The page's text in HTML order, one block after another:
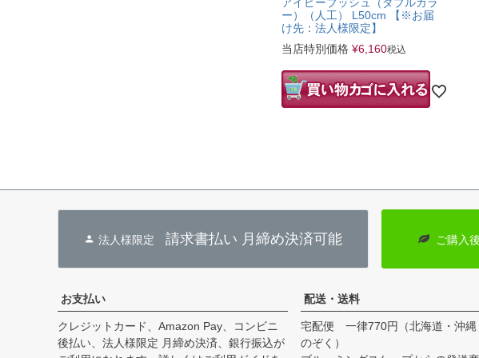
ー）（人工） L50cm 【※お届
け先：法人様限定】
当店特別価格 ¥6,160税込
法人様限定請求書払い 月締め決済可能 ご購入
お支払い
クレジットカード、Amazon Pay、コンビニ
後払い、法人様限定 月締め決済、銀行振込が
配送・送料
宅配便 一律770円（北海道・沖縄
のぞく）